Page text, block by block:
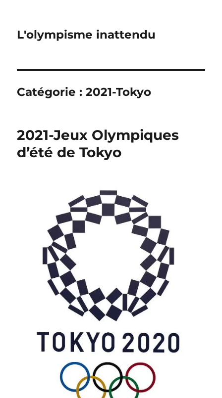
L'olympisme inattendu
Catégorie :2021-Tokyo
2021-Jeux Olympiques
d’été de Tokyo